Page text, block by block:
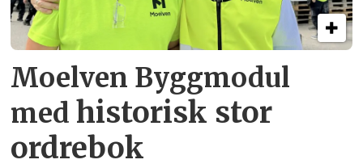
Moelven Byggmodul
med historisk stor
ordrebok